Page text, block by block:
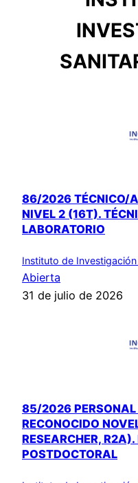
86/2026 TÉCNICO/
NIVEL 2 (16T).
LABORATORIO
Instituto de Investigación
Abierta
31 de julio de 2026
85/2026 PERSONAL
RECONOCIDO
RESEARCHER,
POSTDOCTORAL